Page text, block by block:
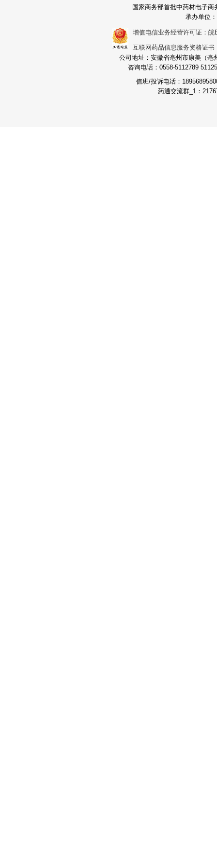
国家商务部首批中药材电子
承办单位
增值电信业务经营许可证：皖
互联网药品信息服务资格证
公司地址：安徽省亳州市康美（
咨询电话：0558-5112789
值班/投诉电话：
药通交流群_1：